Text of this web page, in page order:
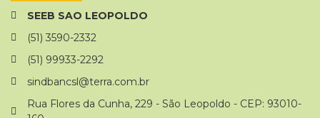
SEEB SAO LEOPOLDO
(51) 3590-2332
(51) 99933-2292
sindbancsl@terra.com.br
Rua Flores da Cunha, 229 - São Leopoldo - CEP: 93010-